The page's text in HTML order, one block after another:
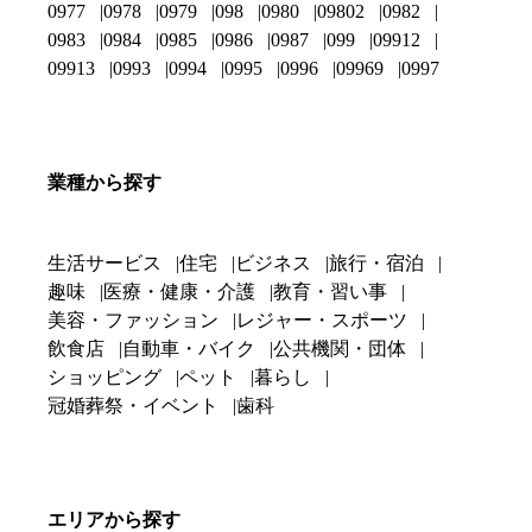
0977
0978 0979 098 0980 09802
0982
0983
0984 0985 0986 0987 099
09912
09913
0993 0994 0995 0996 09969 0997
業種から探す
生活サービス 住宅 ビジネス
旅行・宿泊
趣味
医療・健康・介護
教育・習い事
美容・ファッション
レジャー・スポーツ
飲食店
自動車・バイク
公共機関・団体
ショッピング
ペット
暮らし
冠婚葬祭・イベント
歯科
エリアから探す